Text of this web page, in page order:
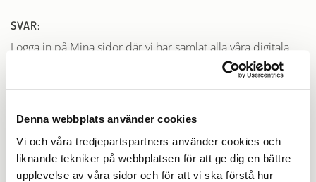
Denna webbplats använder cookies
Vi och våra tredjepartspartners använder cookies och
liknande tekniker på webbplatsen för att ge dig en bättre
upplevelse av våra sidor och för att vi ska förstå hur
SVAR:
Logga in på Mina sidor där vi har samlat alla våra digitala
finns funktionen Registerutdrag.